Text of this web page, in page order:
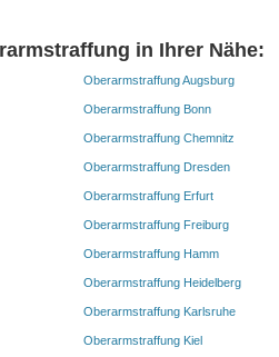
in Ihrer Nähe:
Oberarmstraffung Augsburg
Oberarmstraffung Bonn
Oberarmstraffung Chemnitz
Oberarmstraffung Dresden
Oberarmstraffung Erfurt
Oberarmstraffung Freiburg
Oberarmstraffung Hamm
Oberarmstraffung Heidelberg
Oberarmstraffung Karlsruhe
Oberarmstraffung Kiel